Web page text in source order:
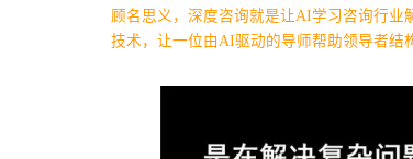
顾名思义，深度咨询就是让AI学习咨询行业
技术，让一位由AI驱动的导师帮助领导者结